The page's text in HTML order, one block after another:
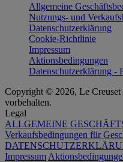
Allgemeine
Nutzungs- und
Datenschutzerklärung
Cookie-Richtlinie
Impressum
Aktionsbedingungen
Datenschutzerklärung -
Copyright © 2026, Le
vorbehalten.
Legal
ALLGEMEINE
Verkaufsbedingungen für
Impressum